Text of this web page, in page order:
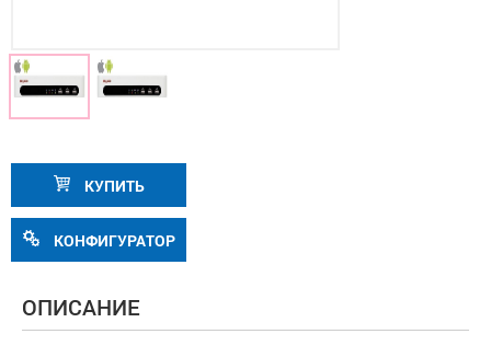
КУПИТЬ
КОНФИГУРАТОР
ОПИСАНИЕ